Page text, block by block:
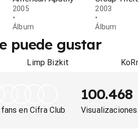
2005
•
Álbum
2003
•
Álbum
puede gustar
Limp Bizkit
fans en Cifra Club
100.468
Visualizaciones